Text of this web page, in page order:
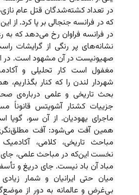
در تعداد کشته‌شدگان قتل عام
که در فرانسه جنجالی بر پا کرد. از
در فرانسه فراوان رخ می‌دهد که به
نشانه‌های پر رنگی از گرایشات
صهیونیست در آن مشهود است. در
مغفول است کار تحلیلی و
شهردار لندن را که کنار بگذاریم،
بحث‌ تاریخی و علمی درباره‌ی
جزییات کشتار آشویتس قانوناً
ماجرای یهودیان. از آن سو، گویا
همین آفت می‌شود: آفت
مباحث تاریخی، کلامی،
نخست این‌که در مباحث علمی،
مباد آن باد نیست. جای دریغ و
میان حتی ایرانیان و شمار
بی‌غرض و عالمانه به دور از